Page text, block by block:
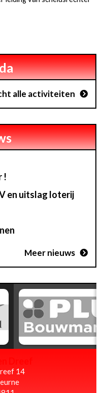
alle activiteiten
!
en uitslag loterij
Meer nieuws
14